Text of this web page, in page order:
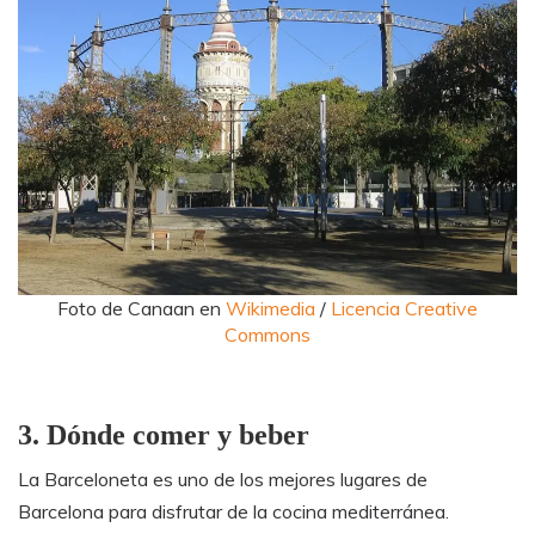
Foto de Canaan en Wikimedia / Licencia Creative
Commons
3. Dónde comer y beber
La Barceloneta es uno de los mejores lugares de
Barcelona para disfrutar de la cocina mediterránea.